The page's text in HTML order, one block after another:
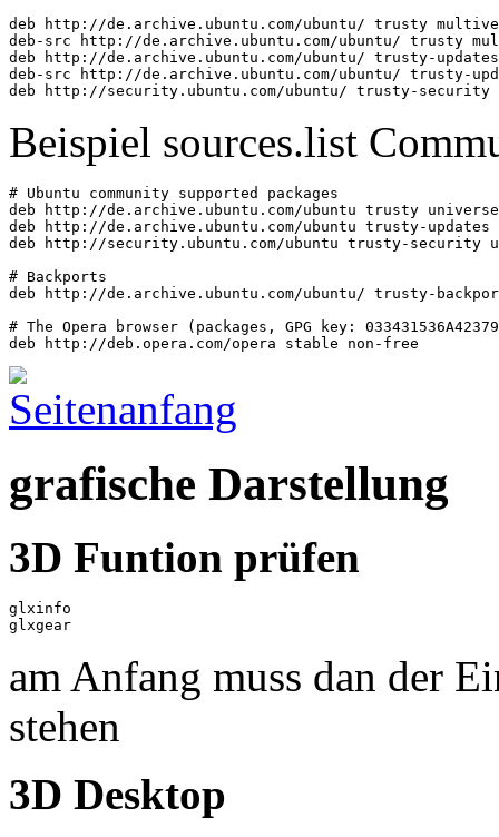
deb http://de.archive.ubuntu.com/ubuntu/ trusty
deb-src http://de.archive.ubuntu.com/ubuntu/ trusty
deb http://de.archive.ubuntu.com/ubuntu/ trusty-
deb-src http://de.archive.ubuntu.com/ubuntu/ trusty-
deb http://security.ubuntu.com/ubuntu/ trusty-
Beispiel sources.list
# Ubuntu community supported packages
deb http://de.archive.ubuntu.com/ubuntu trusty
deb http://de.archive.ubuntu.com/ubuntu trusty-
deb http://security.ubuntu.com/ubuntu trusty-security
# Backports
deb http://de.archive.ubuntu.com/ubuntu/ trusty-
# The Opera browser (packages, GPG key:
grafische Darstellung
3D Funtion prüfen
glxinfo
glxgear
am Anfang muss dan der
stehen
3D Desktop